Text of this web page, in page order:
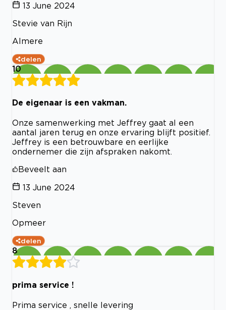
13 June 2024
Stevie van Rijn
Almere
delen
10
De eigenaar is een vakman.
Onze samenwerking met Jeffrey gaat al een
aantal jaren terug en onze ervaring blijft positief.
Jeffrey is een betrouwbare en eerlijke
ondernemer die zijn afspraken nakomt.
Beveelt aan
13 June 2024
Steven
Opmeer
delen
8
prima service !
Prima service , snelle levering